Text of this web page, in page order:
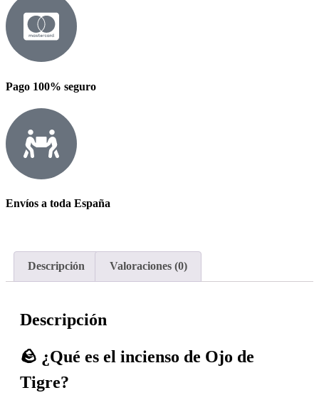
Pago 100% seguro
Envíos a toda España
Descripción Valoraciones (0)
Descripción
🪨 ¿Qué es el incienso de Ojo de
Tigre?